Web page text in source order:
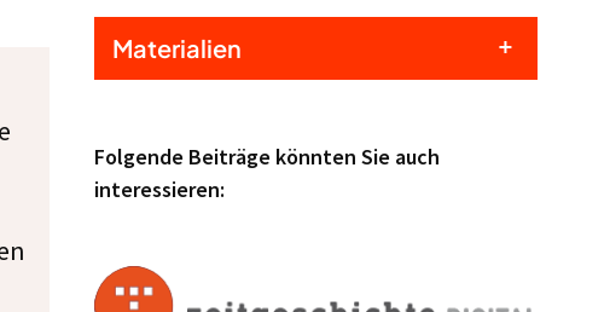
Materialien
Folgende Beiträge könnten Sie auch
interessieren: